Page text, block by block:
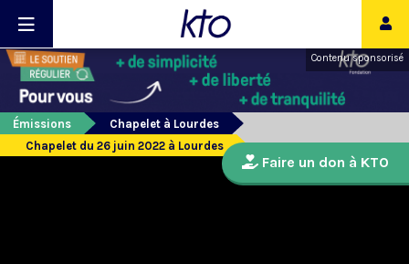
Contenu sponsorisé
Émissions
Chapelet à Lourdes
Chapelet du 26 juin 2022 à Lourdes
Faire un don à KTO